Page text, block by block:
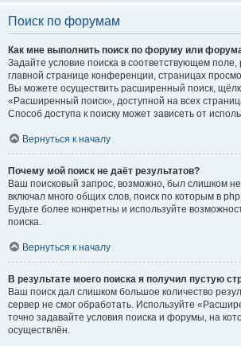
Поиск по форумам
Как мне выполнить поиск по форуму или
Задайте условие поиска в соответствующем
главной странице конференции, страницах
Вы можете осуществить расширенный поиск,
«Расширенный поиск», доступной на всех
Способ доступа к поиску может зависеть от
Вернуться к началу
Почему мой поиск не даёт результатов?
Ваш поисковый запрос, возможно, был слишком
включал много общих слов, поиск по которым в
Будьте более конкретны и используйте
поиска.
Вернуться к началу
В результате моего поиска я получил пустую
Ваш поиск дал слишком большое количество
сервер не смог обработать. Используйте
точно задавайте условия поиска и форумы, на
осуществлён.